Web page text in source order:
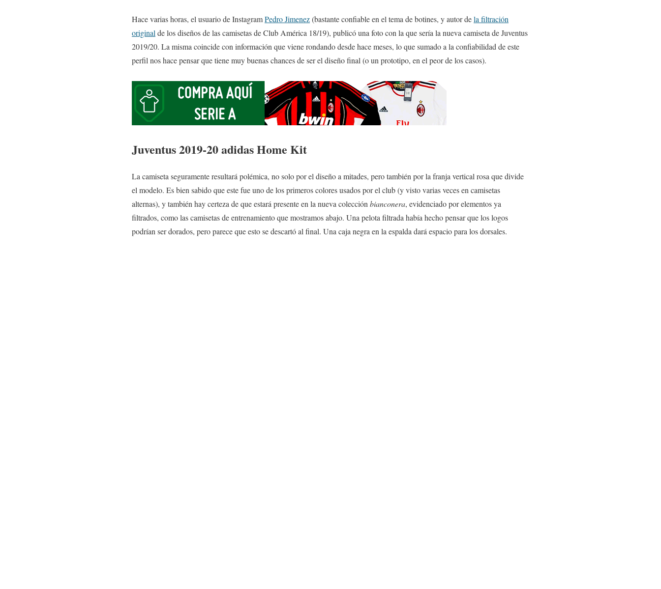
Hace varias horas, el usuario de InstagramPedro Jimenez(bastante confiable en el tema de botines, y autor dela filtración
original de los diseños de las camisetas de Club América 18/19), publicó una foto con la que sería la nueva camiseta de Juventus
2019/20. La misma coincide con información que viene rondando desde hace meses, lo que sumado a la confiabilidad de este
perfil nos hace pensar que tiene muy buenas chances de ser el diseño final (o un prototipo, en el peor de los casos).
Juventus 2019-20 adidas Home Kit
La camiseta seguramente resultará polémica, no solo por el diseño a mitades, pero también por la franja vertical rosa que divide
el modelo. Es bien sabido que este fue uno de los primeros colores usados por el club (y visto varias veces en camisetas
alternas), y también hay certeza de que estará presente en la nueva colección bianconera, evidenciado por elementos ya
filtrados, como las camisetas de entrenamiento que mostramos abajo. Una pelota filtrada había hecho pensar que los logos
podrían ser dorados, pero parece que esto se descartó al final. Una caja negra en la espalda dará espacio para los dorsales.